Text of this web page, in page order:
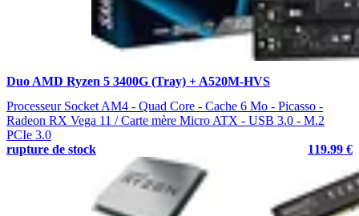
Duo AMD Ryzen 5 3400G (Tray) + A520M-HVS
Processeur Socket AM4 - Quad Core - Cache 6 Mo - Picasso -
Radeon RX Vega 11 / Carte mère Micro ATX - USB 3.0 - M.2
PCIe 3.0
rupture de stock
119.99 €